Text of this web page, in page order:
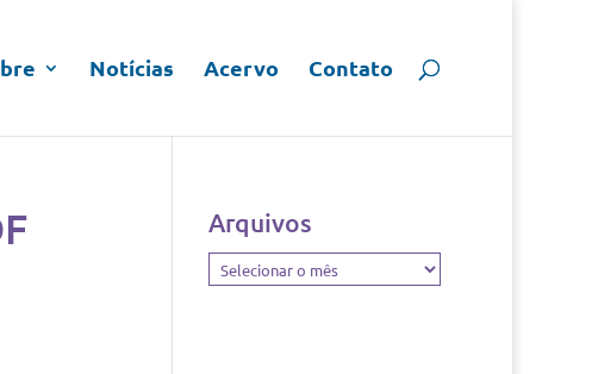
Notícias Acervo Contato
Arquivos
Arquivos